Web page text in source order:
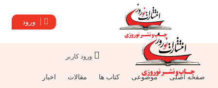
ورود
ورود کاربر
صفحه اصلی موضوعی کتاب ها مقالات اخبار